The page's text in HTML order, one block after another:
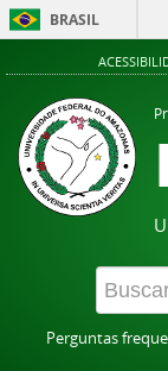
BRASIL
Perguntas